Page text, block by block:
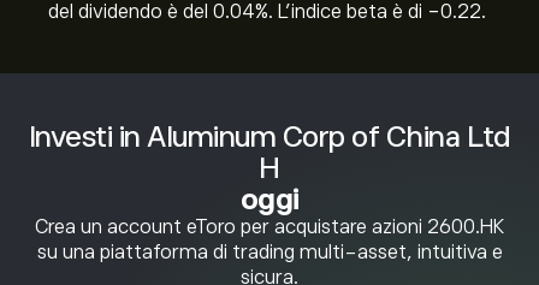
Investi in Aluminum Corp of China Ltd
H
oggi
Crea un account eToro per acquistare azioni 2600.HK
su una piattaforma di trading multi-asset, intuitiva e
sicura.
del dividendo è del 0.04%. L'indice beta è di -0.22.